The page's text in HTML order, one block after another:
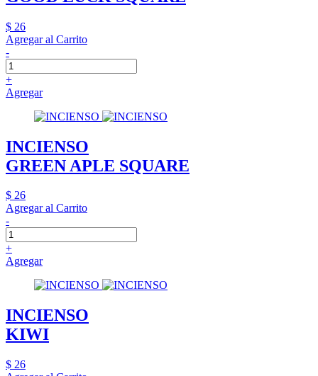
$ 26
Agregar al Carrito
-
+
Agregar
INCIENSO
GREEN APLE SQUARE
$ 26
Agregar al Carrito
-
+
Agregar
INCIENSO
KIWI
$ 26